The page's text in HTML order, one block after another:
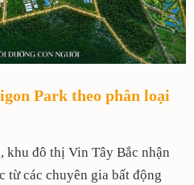
Park theo phân loại
khu đô thị Vin Tây Bắc nhận
từ các chuyên gia bất động